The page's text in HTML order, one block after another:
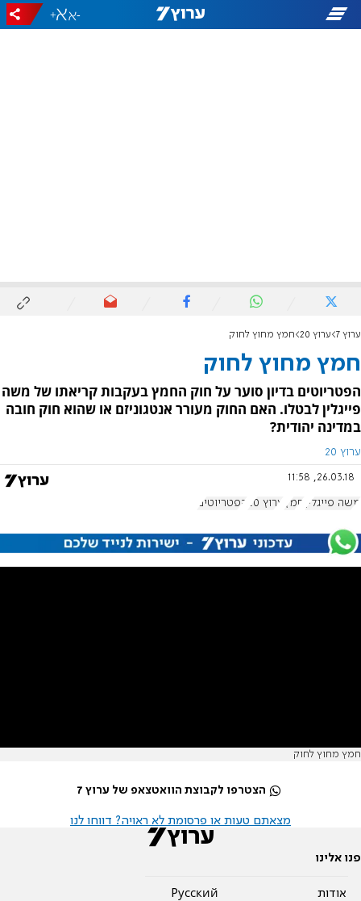
-
+
ערוץ 7 ערוץ 20 חמץ מחוץ לחוק
חמץ מחוץ לחוק
הפטריוטים בדיון סוער על חוק החמץ בעקבות קריאתו של משה
פייגלין לבטלו. האם החוק מעורר אנטגוניזם או שהוא חוק חובה
במדינה יהודית?
ערוץ 20
26.03.18, 11:58
משה פייגלין חמץ ערוץ 20 הפטריוטים
חמץ מחוץ לחוק
הצטרפו לקבוצת הוואטצאפ של ערוץ 7
מצאתם טעות או פרסומת לא ראויה? דווחו לנו
פנו אלינו
אודות
Pусский